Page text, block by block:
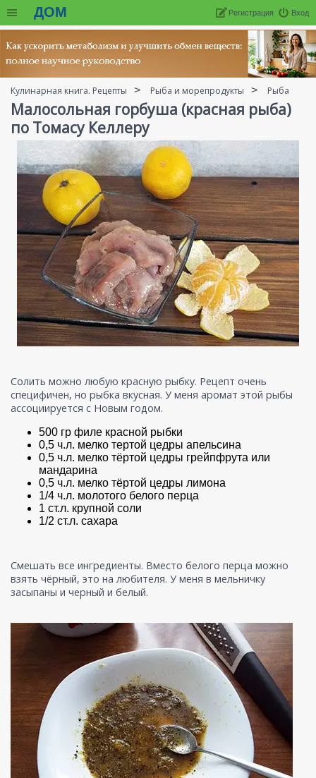
ДОМ Вход
Регистрация
Кулинарная книга. Рецепты Рыба и морепродукты Рыба
Малосольная горбуша (красная рыба)
по Томасу Келлеру
Солить можно любую красную рыбку. Рецепт очень
специфичен, но рыбка вкусная. У меня аромат этой рыбы
ассоциируется с Новым годом.
500 гр филе красной рыбки
0,5 ч.л. мелко тертой цедры апельсина
0,5 ч.л. мелко тёртой цедры грейпфрута или
мандарина
0,5 ч.л. мелко тёртой цедры лимона
1/4 ч.л. молотого белого перца
1 ст.л. крупной соли
1/2 ст.л. сахара
Смешать все ингредиенты. Вместо белого перца можно
взять чёрный, это на любителя. У меня в мельничку
засыпаны и черный и белый.